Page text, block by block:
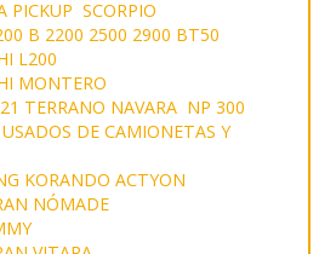
PICKUP SCORPIO
B 2200 2500 2900 BT50
L200
MONTERO
TERRANO NAVARA NP 300
DE CAMIONETAS Y
KORANDO ACTYON
NÓMADE